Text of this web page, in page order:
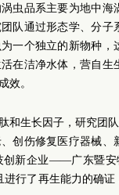
虫品系主要为地中
队通过形态学、分
一个独立的新物种
在洁净水体，营自
效。
和生长因子，研究团
创伤修复医疗器械
创新企业——广东暨安
进行了再生能力的确